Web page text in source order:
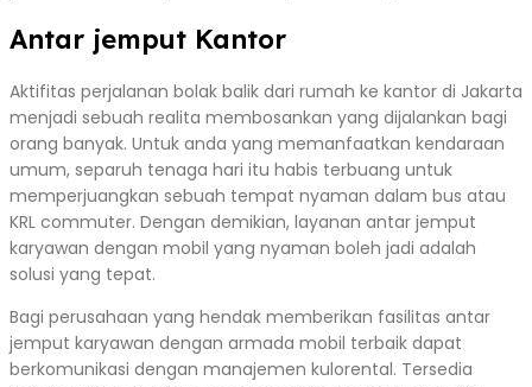
Antar jemput Kantor
Aktifitas perjalanan bolak balik dari rumah ke kantor di Jakarta
menjadi sebuah realita membosankan yang dijalankan bagi
orang banyak. Untuk anda yang memanfaatkan kendaraan
umum, separuh tenaga hari itu habis terbuang untuk
memperjuangkan sebuah tempat nyaman dalam bus atau
KRL commuter. Dengan demikian, layanan antar jemput
karyawan dengan mobil yang nyaman boleh jadi adalah
solusi yang tepat.
Bagi perusahaan yang hendak memberikan fasilitas antar
jemput karyawan dengan armada mobil terbaik dapat
berkomunikasi dengan manajemen kulorental. Tersedia